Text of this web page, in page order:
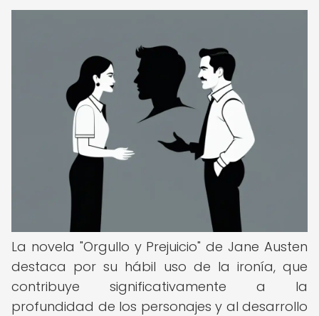
La novela "Orgullo y Prejuicio" de Jane Austen
destaca por su hábil uso de la ironía, que
contribuye significativamente a la
profundidad de los personajes y al desarrollo